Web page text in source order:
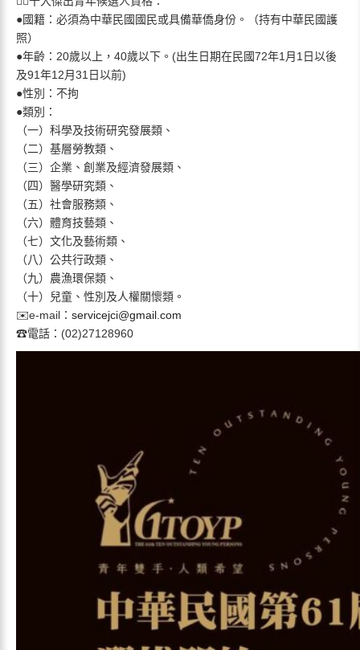
●國籍：必須為中華民國國民或具備華僑身份。（持有中華民國護
照）
●年齡：20歲以上，40歲以下。(出生日期在民國72年1月1日以後
及91年12月31日以前)
●性別：不拘
●類別：
（一）科學及技術研究發展類、
（二）基層勞教類、
（三）企業、創業及經濟發展類、
（四）醫學研究類、
（五）社會服務類、
（六）體育技藝類、
（七）文化及藝術類、
（八）公共行政類、
（九）農漁環保類、
（十）兒童、性別及人權關懷類。
✉️e-mail： servicejci@gmail.com
☎電話：(02)27128960